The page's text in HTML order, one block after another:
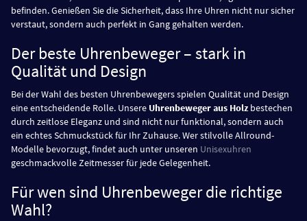
befinden. Genießen Sie die Sicherheit, dass Ihre Uhren nicht nur sicher
verstaut, sondern auch perfekt in Gang gehalten werden.
Der beste Uhrenbeweger – stark in
Qualität und Design
Bei der Wahl des besten Uhrenbewegers spielen Qualität und Design
eine entscheidende Rolle. Unsere Uhrenbeweger aus Holzbestechen
durch zeitlose Eleganz und sind nicht nur funktional, sondern auch
ein echtes Schmuckstück für Ihr Zuhause. Wer stilvolle Allround-
Modelle bevorzugt, findet auch unter unseren Unisexuhren
geschmackvolle Zeitmesser für jede Gelegenheit.
Für wen sind Uhrenbeweger die richtige
Wahl?